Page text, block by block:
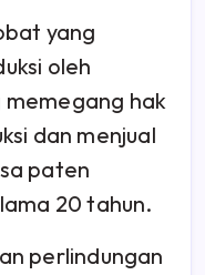
yang
oleh
hak
dan menjual
paten
20 tahun.
perlindungan